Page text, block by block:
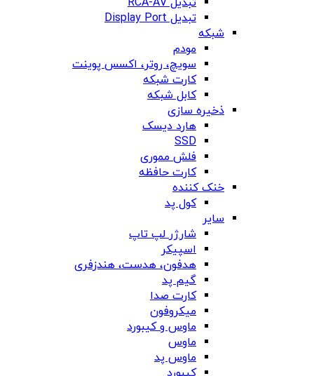
تبدیل Display Port
شبکه
مودم
سویچ، روتر، اکسس پوینت
کارت شبکه
کابل شبکه
ذخیره سازی
هارد دیسک
SSD
فلش مموری
کارت حافظه
خنک کننده
کول پد
سایر
شارژر لپ تاپ
اسپیکر
هدفون، هدست، هندزفری
گیم پد
کارت صدا
میکروفون
ماوس و کیبورد
ماوس
ماوس پد